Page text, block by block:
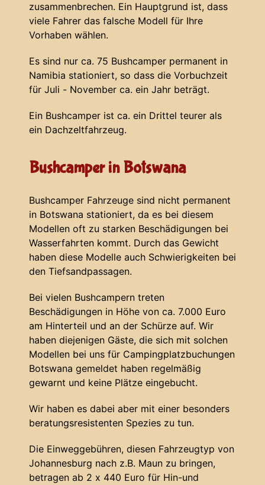
zusammenbrechen. Ein Hauptgrund ist, dass
viele Fahrer das falsche Modell für Ihre
Vorhaben wählen.
Es sind nur ca. 75 Bushcamper permanent in
Namibia stationiert, so dass die Vorbuchzeit
für Juli - November ca. ein Jahr beträgt.
Ein Bushcamper ist ca. ein Drittel teurer als
ein Dachzeltfahrzeug.
Bushcamper in Botswana
Bushcamper Fahrzeuge sind nicht permanent
in Botswana stationiert, da es bei diesem
Modellen oft zu starken Beschädigungen bei
Wasserfahrten kommt. Durch das Gewicht
haben diese Modelle auch Schwierigkeiten bei
den Tiefsandpassagen.
Bei vielen Bushcampern treten
Beschädigungen in Höhe von ca. 7.000 Euro
am Hinterteil und an der Schürze auf. Wir
haben diejenigen Gäste, die sich mit solchen
Modellen bei uns für Campingplatzbuchungen
Botswana gemeldet haben regelmäßig
gewarnt und keine Plätze eingebucht.
Wir haben es dabei aber mit einer besonders
beratungsresistenten Spezies zu tun.
Die Einweggebühren, diesen Fahrzeugtyp von
Johannesburg nach z.B. Maun zu bringen,
betragen ab 2 x 440 Euro für Hin-und